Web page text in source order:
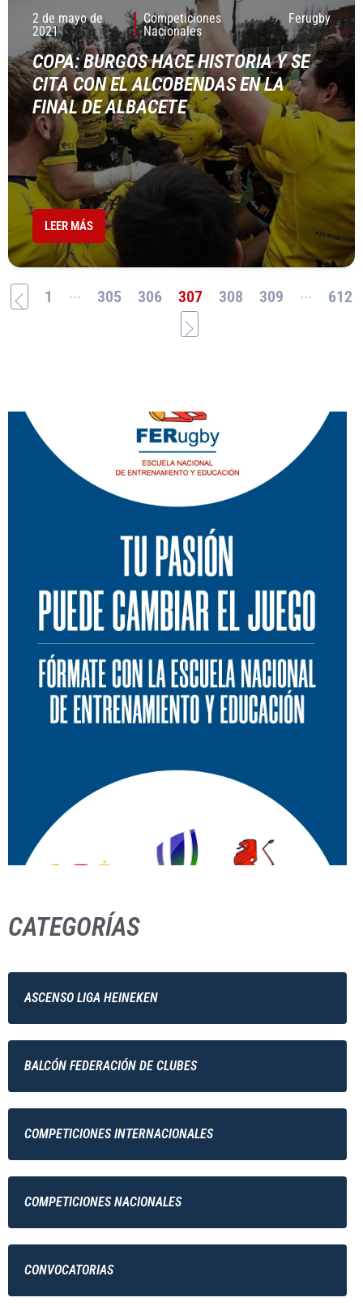
2 de mayo de
2021
Competiciones
Nacionales
Ferugby
COPA: BURGOS HACE HISTORIA Y SE
CITA CON EL ALCOBENDAS EN LA
FINAL DE ALBACETE
LEER MÁS
1 ... 305 306 307 308 309 ... 612
CATEGORÍAS
ASCENSO LIGA HEINEKEN
BALCÓN FEDERACIÓN DE CLUBES
COMPETICIONES INTERNACIONALES
COMPETICIONES NACIONALES
CONVOCATORIAS